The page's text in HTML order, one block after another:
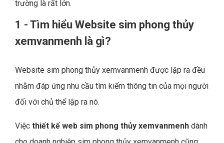
trường là rất lớn.
1 - Tìm hiểu Website sim phong thủy
xemvanmenh là gì?
Website sim phong thủy xemvanmenh được lập ra đều
nhằm đáp ứng nhu cầu tìm kiếm thông tin của mọi người
đối với chủ thể lập ra nó.
Việc thiết kế web sim phong thủy xemvanmenh dành